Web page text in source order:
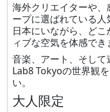
海外クリエイターや
ープに選ばれている人
日本にいながら、ど
ィブな空気を体感でき
音楽、アート、そして
Lab8 Tokyoの世界観
い。
大人限定